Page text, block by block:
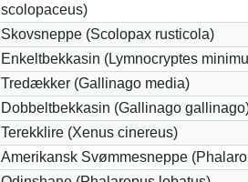
scolopaceus)
Skovsneppe (Scolopax rusticola)
Enkeltbekkasin (Lymnocryptes
Tredækker (Gallinago media)
Dobbeltbekkasin (Gallinago
Terekklire (Xenus cinereus)
Amerikansk Svømmesneppe